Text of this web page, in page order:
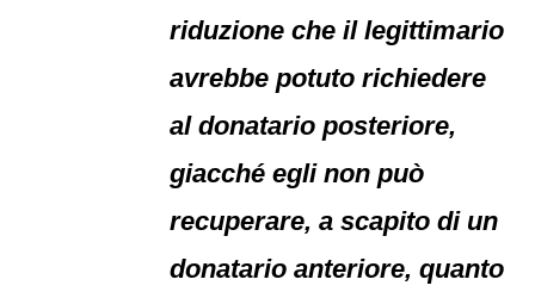
riduzione che il legittimario
avrebbe potuto richiedere
al donatario posteriore,
giacché egli non può
recuperare, a scapito di un
donatario anteriore, quanto